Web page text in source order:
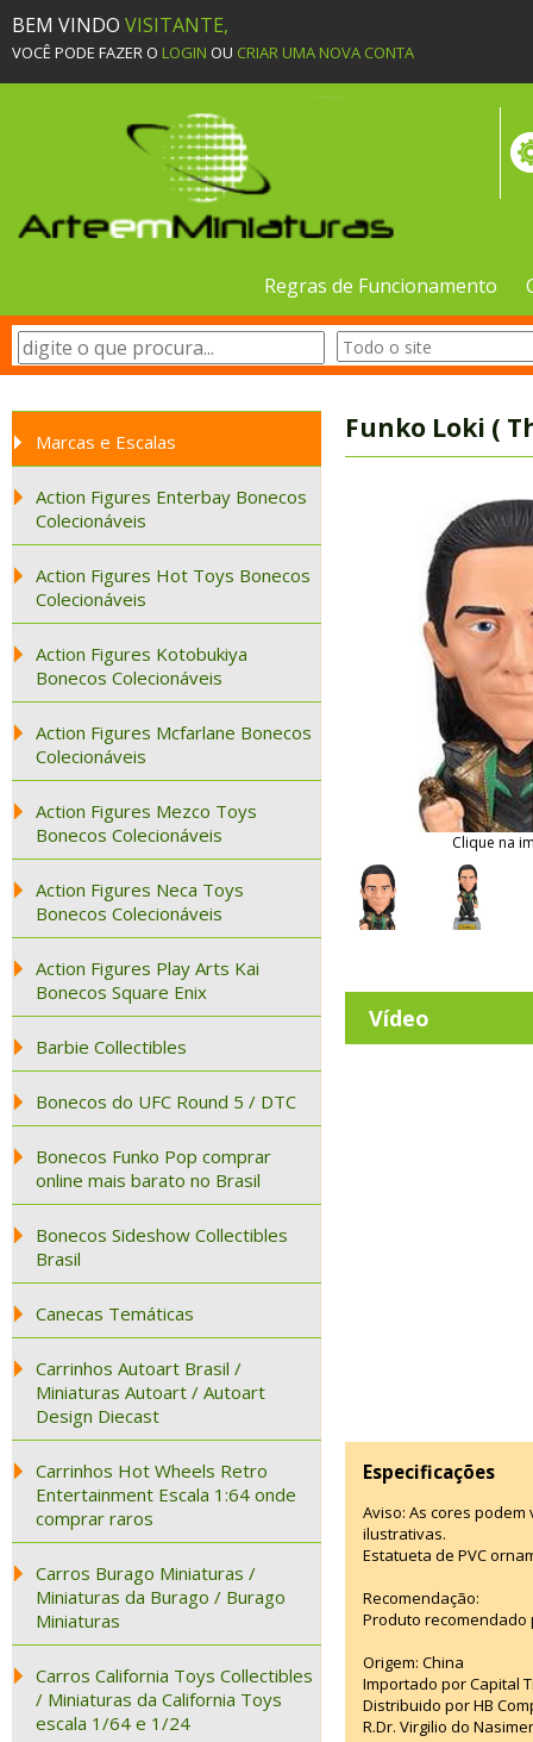
BEM VINDO VISITANTE,
VOCÊ PODE FAZER O LOGIN OU CRIAR UMA NOVA CONTA
Regras de Funcionamento
Marcas e Escalas
Action Figures Enterbay Bonecos
Colecionáveis
Action Figures Hot Toys Bonecos
Colecionáveis
Action Figures Kotobukiya
Bonecos Colecionáveis
Action Figures Mcfarlane Bonecos
Colecionáveis
Action Figures Mezco Toys
Bonecos Colecionáveis
Action Figures Neca Toys
Bonecos Colecionáveis
Action Figures Play Arts Kai
Bonecos Square Enix
Barbie Collectibles
Bonecos do UFC Round 5 / DTC
Bonecos Funko Pop comprar
online mais barato no Brasil
Bonecos Sideshow Collectibles
Brasil
Canecas Temáticas
Carrinhos Autoart Brasil /
Miniaturas Autoart / Autoart
Design Diecast
Carrinhos Hot Wheels Retro
Entertainment Escala 1:64 onde
comprar raros
Carros Burago Miniaturas /
Miniaturas da Burago / Burago
Miniaturas
Carros California Toys Collectibles
/ Miniaturas da California Toys
escala 1/64 e 1/24
Funko Loki (
Clique na
Vídeo
Especificações
Aviso: As cores
ilustrativas.
Estatueta de PVC
Recomendação:
Produto recomendado
Origem: China
Importado por Capital
Distribuido por HB
R.Dr. Virgilio do